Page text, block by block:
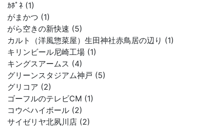
ｶﾎﾟﾈ (1)
がまかつ (1)
がら空きの新快速 (5)
カルト（洋風惣菜屋）生田神社赤鳥居の辺り (1)
キリンビール尼崎工場 (1)
キングスアームス (4)
グリーンスタジアム神戸 (5)
グリコア (2)
ゴーフルのテレビCM (1)
コウベハイボール (2)
サイゼリヤ北夙川店 (2)